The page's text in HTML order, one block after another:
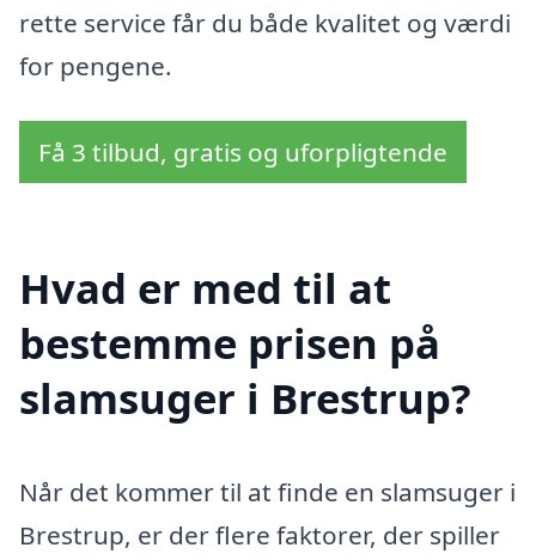
rette service får du både kvalitet og værdi
for pengene.
Få 3 tilbud, gratis og uforpligtende
Hvad er med til at
bestemme prisen på
slamsuger i Brestrup?
Når det kommer til at finde en slamsuger i
Brestrup, er der flere faktorer, der spiller